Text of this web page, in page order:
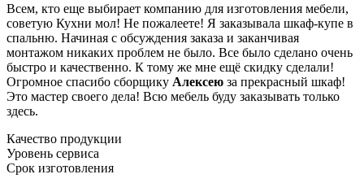
Всем, кто еще выбирает компанию для изготовления мебели,
советую Кухни мол! Не пожалеете! Я заказывала шкаф-купе в
спальню. Начиная с обсуждения заказа и заканчивая
монтажом никаких проблем не было. Все было сделано очень
быстро и качественно. К тому же мне ещё скидку сделали!
Огромное спасибо сборщику Алексею за прекрасный шкаф!
Это мастер своего дела! Всю мебель буду заказывать только
здесь.
Качество продукции
Уровень сервиса
Срок изготовления